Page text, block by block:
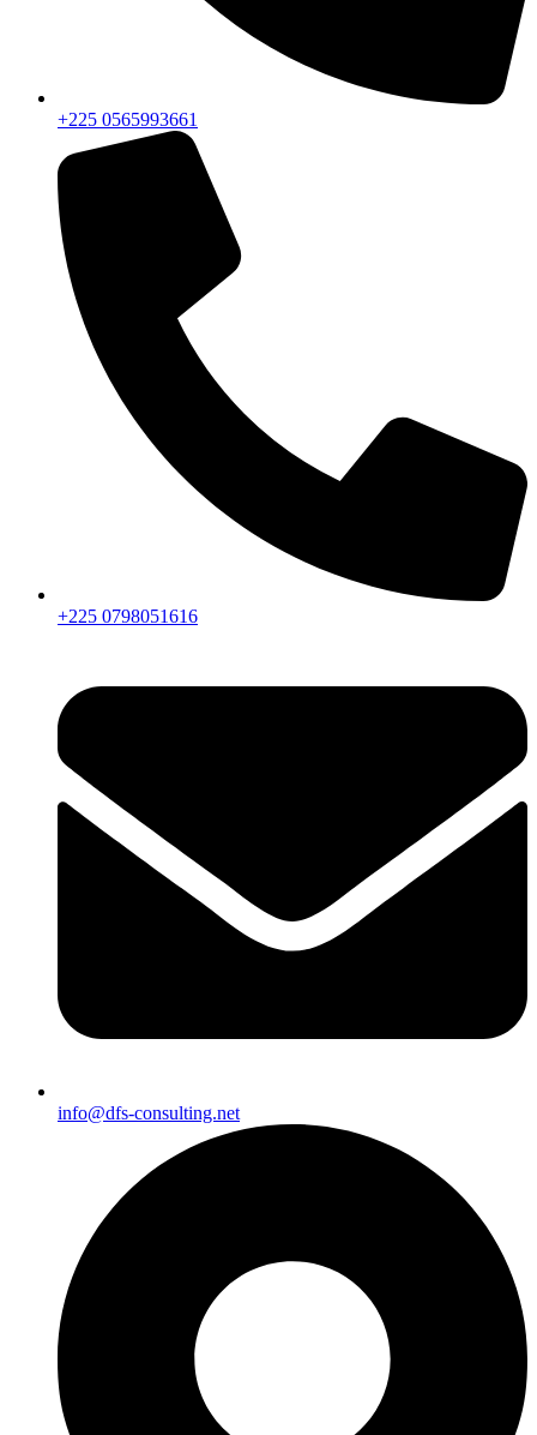
+225 0565993661
+225 0798051616
info@dfs-consulting.net